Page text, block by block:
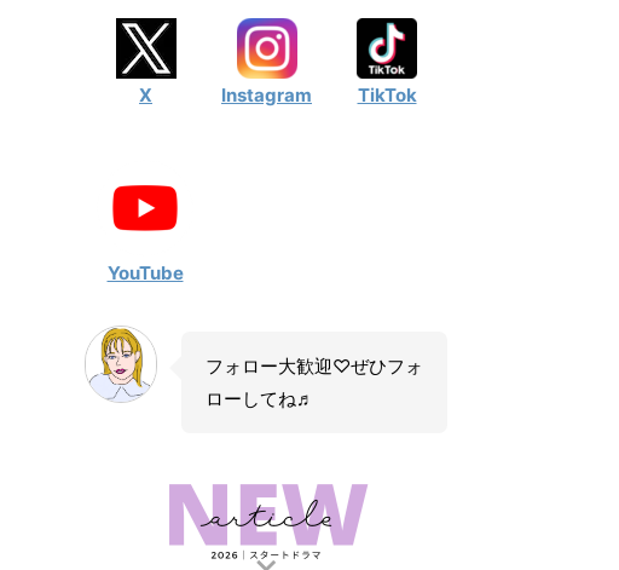
X Instagram TikTok
YouTube
フォロー大歓迎♡ぜひフォ
ローしてね♬